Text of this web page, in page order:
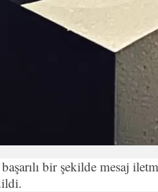
başarılı bir şekilde mesaj